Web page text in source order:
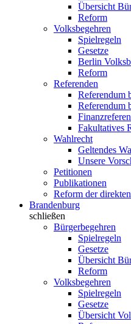
Übersicht
Reform
Volksbegehren
Spielregeln
Gesetze
Berlin
Reform
Referenden
Referendum
Referendum
Fakultatives
Wahlrecht
Geltendes
Unsere
Petitionen
Publikationen
Reform der
Brandenburg
schließen
Bürgerbegehren
Spielregeln
Gesetze
Übersicht
Reform
Volksbegehren
Spielregeln
Gesetze
Übersicht